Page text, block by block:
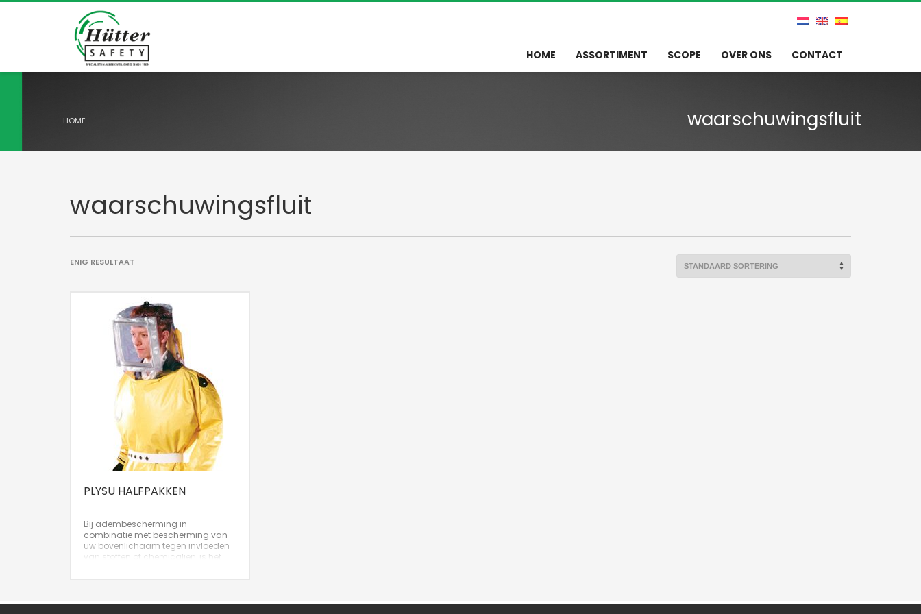
HOME ASSORTIMENT SCOPE OVER ONS CONTACT
HOME waarschuwingsfluit
waarschuwingsfluit
ENIG RESULTAAT
PLYSU HALFPAKKEN
Bij adembescherming in
combinatie met bescherming van
uw bovenlichaam tegen invloeden
van stoffen of chemicaliën, is het